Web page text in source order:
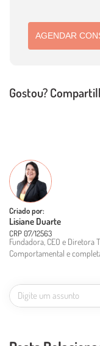
AGENDAR
Gostou?
Criado por:
Lisiane Duarte
CRP 07/12563
Fundadora, CEO e Diretora
Comportamental e